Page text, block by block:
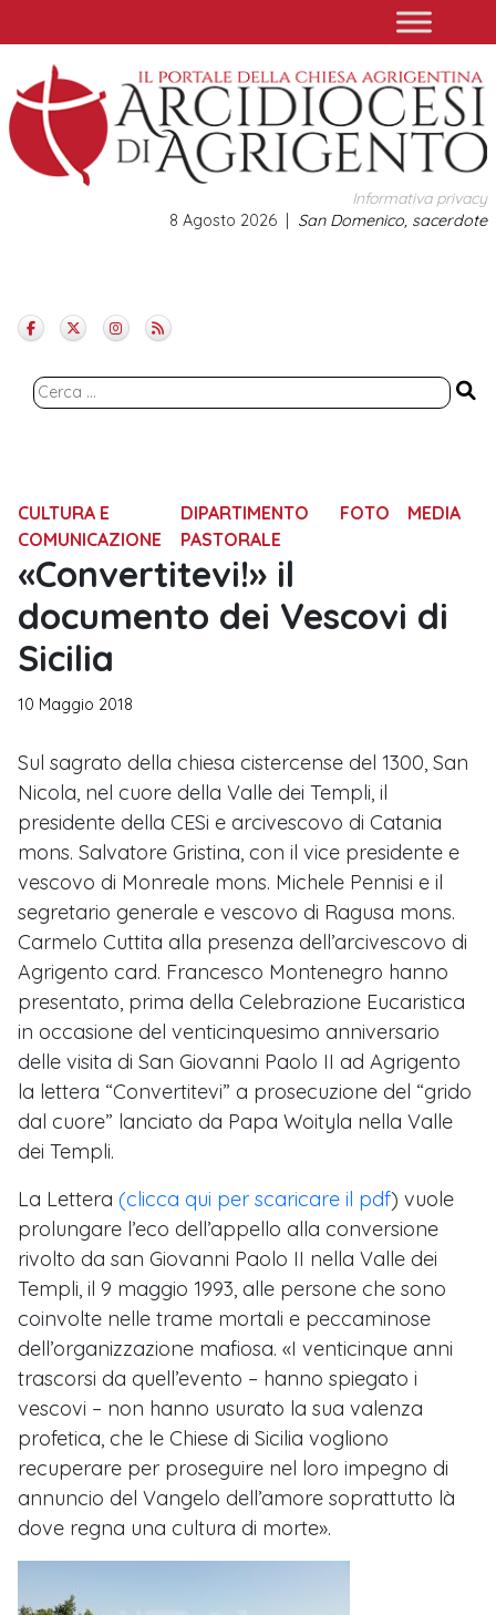
to
content
Informativa privacy
San Domenico, sacerdote
8 Agosto 2026
Ricerca
CULTURA E
COMUNICAZIONE
DIPARTIMENTO
PASTORALE
FOTO MEDIA
«Convertitevi!» il
documento dei Vescovi di
Sicilia
10 Maggio 2018
Sul sagrato della chiesa cistercense del 1300, San
Nicola, nel cuore della Valle dei Templi, il
presidente della CESi e arcivescovo di Catania
mons. Salvatore Gristina, con il vice presidente e
vescovo di Monreale mons. Michele Pennisi e il
segretario generale e vescovo di Ragusa mons.
Carmelo Cuttita alla presenza dell’arcivescovo di
Agrigento card. Francesco Montenegro hanno
presentato, prima della Celebrazione Eucaristica
in occasione del venticinquesimo anniversario
delle visita di San Giovanni Paolo II ad Agrigento
la lettera “Convertitevi” a prosecuzione del “grido
dal cuore” lanciato da Papa Woityla nella Valle
dei Templi.
La Lettera (clicca qui per scaricare il pdf) vuole
prolungare l’eco dell’appello alla conversione
rivolto da san Giovanni Paolo II nella Valle dei
Templi, il 9 maggio 1993, alle persone che sono
coinvolte nelle trame mortali e peccaminose
dell’organizzazione mafiosa. «I venticinque anni
trascorsi da quell’evento – hanno spiegato i
vescovi – non hanno usurato la sua valenza
profetica, che le Chiese di Sicilia vogliono
recuperare per proseguire nel loro impegno di
annuncio del Vangelo dell’amore soprattutto là
dove regna una cultura di morte».